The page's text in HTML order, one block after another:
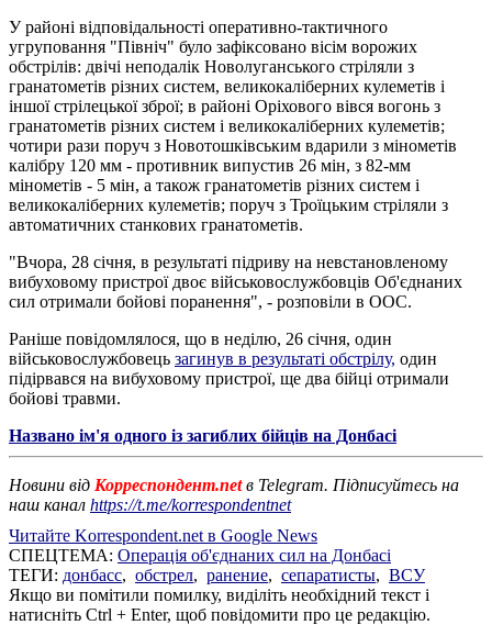
У районі відповідальності оперативно-тактичного
угруповання "Північ" було зафіксовано вісім ворожих
обстрілів: двічі неподалік Новолуганського стріляли з
гранатометів різних систем, великокаліберних кулеметів і
іншої стрілецької зброї; в районі Оріхового вівся вогонь з
гранатометів різних систем і великокаліберних кулеметів;
чотири рази поруч з Новотошківським вдарили з мінометів
калібру 120 мм - противник випустив 26 мін, з 82-мм
мінометів - 5 мін, а також гранатометів різних систем і
великокаліберних кулеметів; поруч з Троїцьким стріляли з
автоматичних станкових гранатометів.
"Вчора, 28 січня, в результаті підриву на невстановленому
вибуховому пристрої двоє військовослужбовців Об'єднаних
сил отримали бойові поранення", - розповіли в ООС.
Раніше повідомлялося, що в неділю, 26 січня, один
військовослужбовець загинув в результаті обстрілу, один
підірвався на вибуховому пристрої, ще два бійці отримали
бойові травми.
Названо ім'я одного із загиблих бійців на Донбасі
Новини від Корреспондент.netв Telegram. Підписуйтесь на
наш канал https://t.me/korrespondentnet
Читайте Korrespondent.net в Google News
СПЕЦТЕМА: Операція об'єднаних сил на Донбасі
ТЕГИ: донбасс, обстрел, ранение, сепаратисты, ВСУ
Якщо ви помітили помилку, виділіть необхідний текст і
натисніть Ctrl + Enter, щоб повідомити про це редакцію.